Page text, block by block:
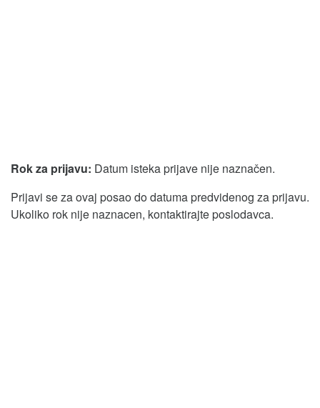
Rok za prijavu: Datum isteka prijave nije naznačen.
Prijavi se za ovaj posao do datuma predvidenog za prijavu.
Ukoliko rok nije naznacen, kontaktirajte poslodavca.